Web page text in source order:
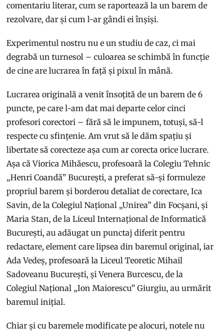
comentariu literar, cum se raportează la un barem de
rezolvare, dar și cum l-ar gândi ei înșiși.
Experimentul nostru nu e un studiu de caz, ci mai
degrabă un turnesol – culoarea se schimbă în funcție
de cine are lucrarea în față și pixul în mână.
Lucrarea originală a venit însoțită de un barem de 6
puncte, pe care l-am dat mai departe celor cinci
profesori corectori – fără să le impunem, totuși, să-l
respecte cu sfințenie. Am vrut să le dăm spațiu și
libertate să corecteze așa cum ar corecta orice lucrare.
Așa că Viorica Mihăescu, profesoară la Colegiu Tehnic
„Henri Coandă” București, a preferat să-și formuleze
propriul barem și borderou detaliat de corectare, Ica
Savin, de la Colegiul Național „Unirea” din Focșani, și
Maria Stan, de la Liceul Internațional de Informatică
București, au adăugat un punctaj diferit pentru
redactare, element care lipsea din baremul original, iar
Ada Vedeș, profesoară la Liceul Teoretic Mihail
Sadoveanu București, și Venera Burcescu, de la
Colegiul Național „Ion Maiorescu” Giurgiu, au urmărit
baremul inițial.
Chiar și cu baremele modificate pe alocuri, notele nu